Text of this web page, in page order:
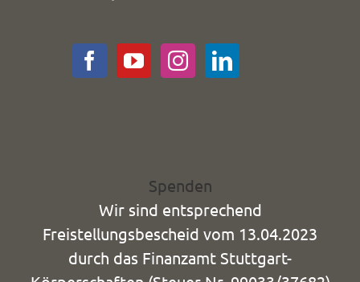
Spenden
Wir sind entsprechend
Freistellungsbescheid vom 13.04.2023
durch das Finanzamt Stuttgart-